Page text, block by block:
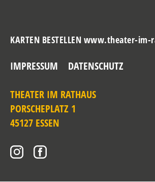
KARTEN BESTELLEN www.theater-
IMPRESSUM DATENSCHUTZ
THEATER IM RATHAUS
PORSCHEPLATZ 1
45127 ESSEN